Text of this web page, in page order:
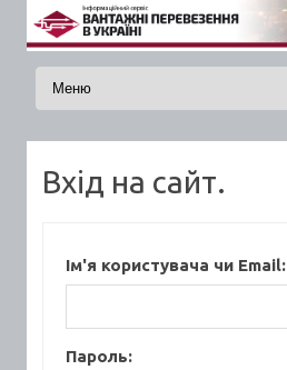
Skip to content
Вхід на сайт.
Ім'я користувача чи Email:
Пароль: